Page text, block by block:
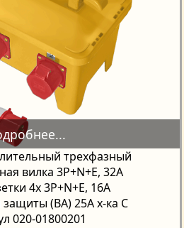
трехфазный
вилка 3P+N+E, 32А
4х 3P+N+E, 16А
(ВА) 25А х-ка С
020-01800201